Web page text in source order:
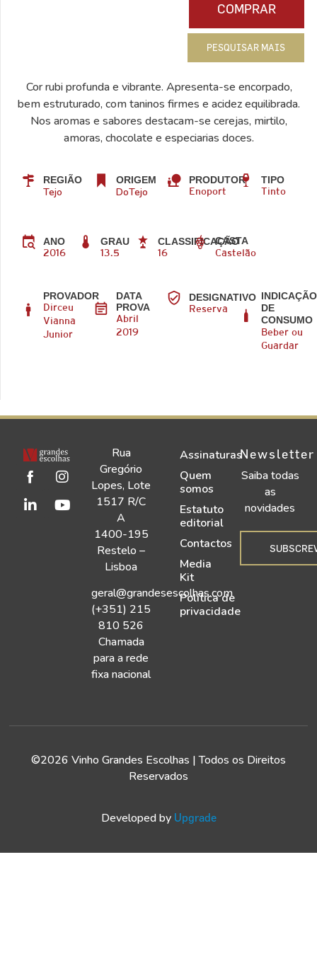
COMPRAR
PESQUISAR MAIS
Cor rubi profunda e vibrante. Apresenta-se encorpado,
bem estruturado, com taninos firmes e acidez equilibrada.
Nos aromas e sabores destacam-se cerejas, mirtilo,
amoras, chocolate e especiarias doces.
REGIÃO
Tejo
ORIGEM
DoTejo
PRODUTOR
Enoport
TIPO
Tinto
ANO
2016
GRAU
13.5
CLASSIFICAÇÃO
16
CASTA
Castelão
PROVADOR
Dirceu
Vianna
Junior
DATA
PROVA
Abril
2019
DESIGNATIVO
Reserva
INDICAÇÃO
DE
CONSUMO
Beber ou
Guardar
Rua
Gregório
Lopes, Lote
1517 R/C
A
1400-195
Restelo –
Lisboa
geral@grandesescolhas.com
(+351) 215
810 526
Chamada
para a rede
fixa nacional
Assinaturas
Quem
somos
Estatuto
editorial
Contactos
Media
Kit
Política de
privacidade
Newsletter
Saiba todas
as
novidades
©2026 Vinho Grandes Escolhas | Todos os Direitos
Reservados
Developed by Upgrade